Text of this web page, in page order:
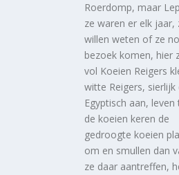
Roerdomp, maar
ze waren er elk jaar,
willen weten of ze
bezoek komen, hier
vol Koeien Reigers
witte Reigers, sierlijk
Egyptisch aan, leven
de koeien keren de
gedroogte koeien
om en smullen dan
ze daar aantreffen,